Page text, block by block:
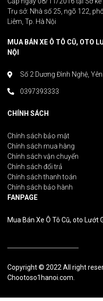
Trụ sở: Nhà số 25, ngõ 122,
Liêm, Tp. Hà Nội
MUA BÁN XE Ô TÔ CŨ, OTO
NỘI
Số 2 Dương Đình Nghệ,
0397393333
CHÍNH SÁCH
Chính sách bảo mật
Chính sách mua hàng
Chính sách vận chuyển
Chính sách đổi trả
Chính sách thanh toán
Chính sách bảo hành
FANPAGE
Mua Bán Xe Ô Tô Cũ, oto Lướt
Copyright © 2022 All right
Chootoso1hanoi.com.